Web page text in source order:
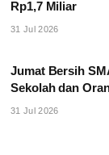
Rp1,7 Miliar
31 Jul 2026
Jumat Bersih
Sekolah dan
31 Jul 2026